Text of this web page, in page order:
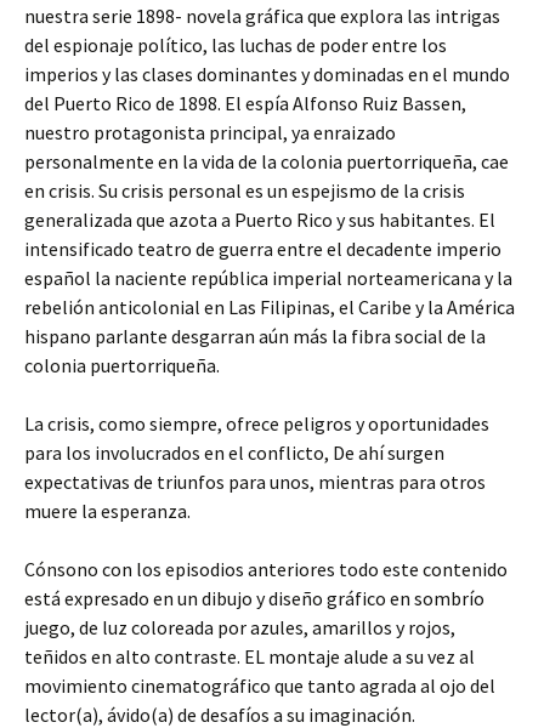
nuestra serie 1898- novela gráfica que explora las intrigas
del espionaje político, las luchas de poder entre los
imperios y las clases dominantes y dominadas en el mundo
del Puerto Rico de 1898. El espía Alfonso Ruiz Bassen,
nuestro protagonista principal, ya enraizado
personalmente en la vida de la colonia puertorriqueña, cae
en crisis. Su crisis personal es un espejismo de la crisis
generalizada que azota a Puerto Rico y sus habitantes. El
intensificado teatro de guerra entre el decadente imperio
español la naciente república imperial norteamericana y la
rebelión anticolonial en Las Filipinas, el Caribe y la América
hispano parlante desgarran aún más la fibra social de la
colonia puertorriqueña.
La crisis, como siempre, ofrece peligros y oportunidades
para los involucrados en el conflicto, De ahí surgen
expectativas de triunfos para unos, mientras para otros
muere la esperanza.
Cónsono con los episodios anteriores todo este contenido
está expresado en un dibujo y diseño gráfico en sombrío
juego, de luz coloreada por azules, amarillos y rojos,
teñidos en alto contraste. EL montaje alude a su vez al
movimiento cinematográfico que tanto agrada al ojo del
lector(a), ávido(a) de desafíos a su imaginación.